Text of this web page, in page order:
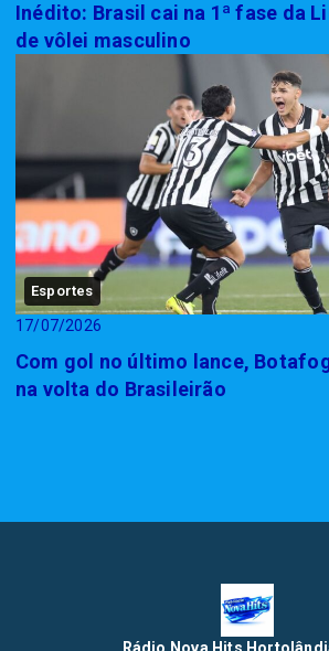
Inédito: Brasil cai na 1ª fase da
de vôlei masculino
Esportes
17/07/2026
Com gol no último lance,
na volta do Brasileirão